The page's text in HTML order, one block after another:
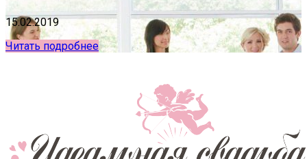
15.02.2019
Читать подробнее